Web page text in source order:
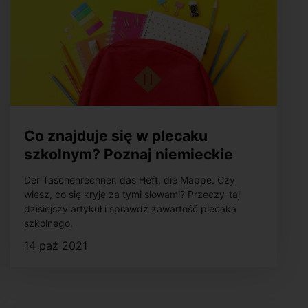
Co znajduje się w plecaku
szkolnym? Poznaj niemieckie
słownictwo z tej kategorii
Der Taschenrechner, das Heft, die Mappe. Czy
wiesz, co się kryje za tymi słowami? Przeczy-taj
dzisiejszy artykuł i sprawdź zawartość plecaka
szkolnego.
14 paź 2021